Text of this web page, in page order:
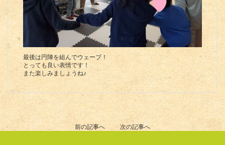
最後は円陣を組んでウェーブ！
とっても良い表情です！
また楽しみましょうね♪
前の記事へ 次の記事へ